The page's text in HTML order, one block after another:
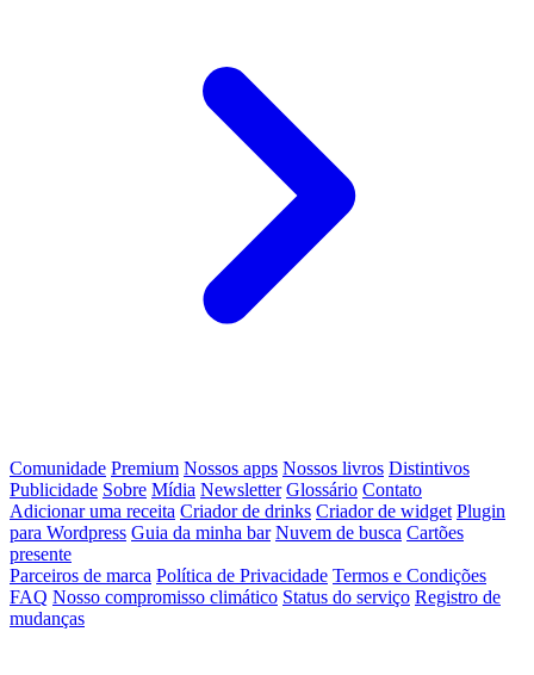
Comunidade Premium Nossos apps Nossos livros Distintivos
Publicidade Sobre Mídia Newsletter Glossário Contato
Adicionar uma receita Criador de drinks Criador de widget Plugin
para Wordpress Guia da minha bar Nuvem de busca Cartões
presente
Parceiros de marca Política de Privacidade Termos e Condições
FAQ Nosso compromisso climático Status do serviço Registro de
mudanças